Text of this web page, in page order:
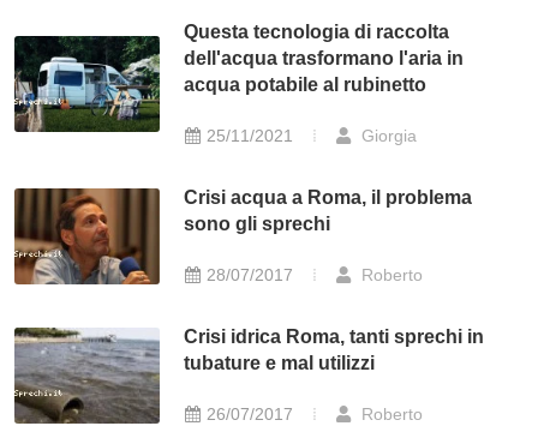
Questa tecnologia di raccolta
dell'acqua trasformano l'aria in
acqua potabile al rubinetto
25/11/2021 Giorgia
Crisi acqua a Roma, il problema
sono gli sprechi
28/07/2017 Roberto
Crisi idrica Roma, tanti sprechi in
tubature e mal utilizzi
26/07/2017 Roberto